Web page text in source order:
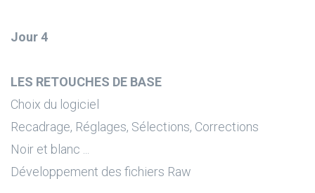
Jour 4
LES RETOUCHES DE BASE
Choix du logiciel
Recadrage, Réglages, Sélections, Corrections
Noir et blanc ...
Développement des fichiers Raw